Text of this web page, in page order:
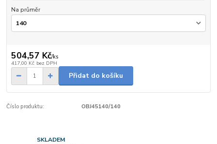
Na průměr
504,57 Kč/ks
417,00 Kč bez DPH
Přidat do košíku
Číslo produktu: OBJ45140/140
SKLADEM